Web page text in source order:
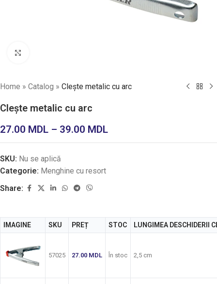
Home » Catalog » Clește metalic cu arc
Clește metalic cu arc
27.00 MDL – 39.00 MDL
SKU: Nu se aplică
Categorie: Menghine cu resort
Share:
IMAGINE SKU PREȚ STOC LUNGIMEA DESCHIDERII
57025 27.00 MDL În stoc 2,5 cm